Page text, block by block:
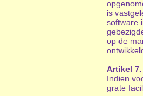
is
software
op de
Artikel
Indien
grate